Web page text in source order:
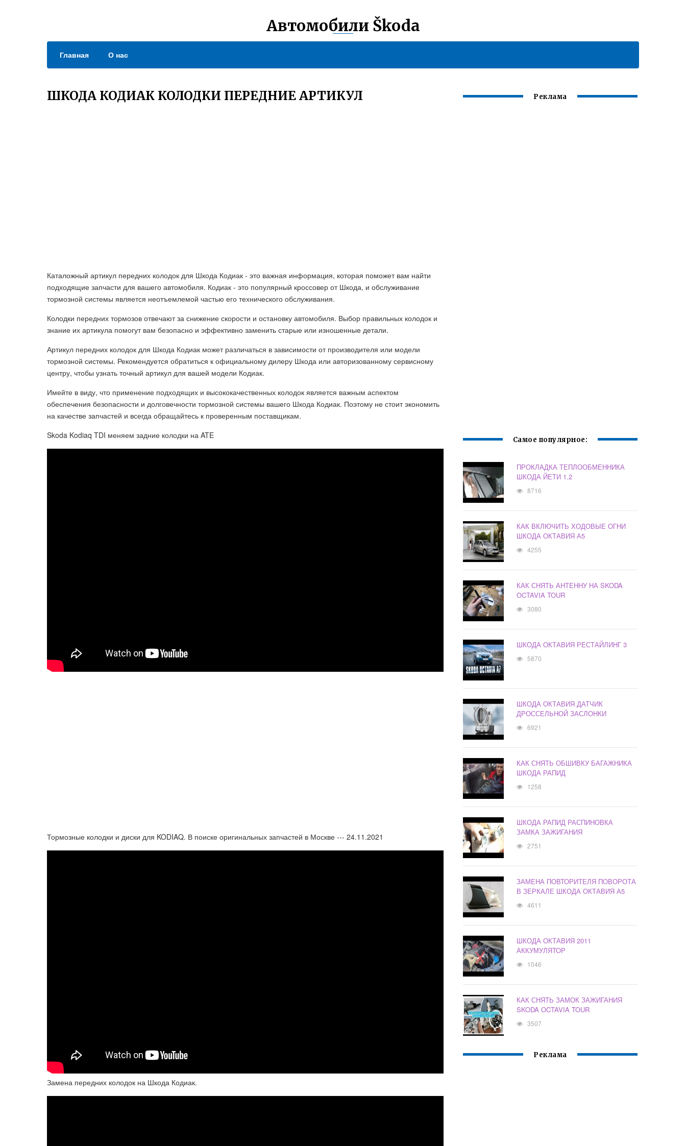
Автомобили Škoda
Главная О нас
ШКОДА КОДИАК КОЛОДКИ ПЕРЕДНИЕ АРТИКУЛ
Каталожный артикул передних колодок для Шкода Кодиак - это важная информация, которая поможет вам найти
подходящие запчасти для вашего автомобиля. Кодиак - это популярный кроссовер от Шкода, и обслуживание
тормозной системы является неотъемлемой частью его технического обслуживания.
Колодки передних тормозов отвечают за снижение скорости и остановку автомобиля. Выбор правильных колодок и
знание их артикула помогут вам безопасно и эффективно заменить старые или изношенные детали.
Артикул передних колодок для Шкода Кодиак может различаться в зависимости от производителя или модели
тормозной системы. Рекомендуется обратиться к официальному дилеру Шкода или авторизованному сервисному
центру, чтобы узнать точный артикул для вашей модели Кодиак.
Имейте в виду, что применение подходящих и высококачественных колодок является важным аспектом
обеспечения безопасности и долговечности тормозной системы вашего Шкода Кодиак. Поэтому не стоит экономить
на качестве запчастей и всегда обращайтесь к проверенным поставщикам.
Skoda Kodiaq TDI меняем задние колодки на ATE
Тормозные колодки и диски для KODIAQ. В поиске оригинальных запчастей в Москве --- 24.11.2021
Замена передних колодок на Шкода Кодиак.
Реклама
Самое популярное:
ПРОКЛАДКА ТЕПЛООБМЕННИКА
ШКОДА ЙЕТИ 1.2
8716
КАК ВКЛЮЧИТЬ ХОДОВЫЕ ОГНИ
ШКОДА ОКТАВИЯ А5
4255
КАК СНЯТЬ АНТЕННУ НА SKODA
OCTAVIA TOUR
3080
ШКОДА ОКТАВИЯ РЕСТАЙЛИНГ 3
5870
ШКОДА ОКТАВИЯ ДАТЧИК
ДРОССЕЛЬНОЙ ЗАСЛОНКИ
6921
КАК СНЯТЬ ОБШИВКУ БАГАЖНИКА
ШКОДА РАПИД
1258
ШКОДА РАПИД РАСПИНОВКА
ЗАМКА ЗАЖИГАНИЯ
2751
ЗАМЕНА ПОВТОРИТЕЛЯ ПОВОРОТА
В ЗЕРКАЛЕ ШКОДА ОКТАВИЯ А5
4611
ШКОДА ОКТАВИЯ 2011
АККУМУЛЯТОР
1046
КАК СНЯТЬ ЗАМОК ЗАЖИГАНИЯ
SKODA OCTAVIA TOUR
3507
Реклама